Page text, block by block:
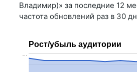
Владимир)» за последние 12
частота обновлений раз в 30
Рост/убыль аудитории
…